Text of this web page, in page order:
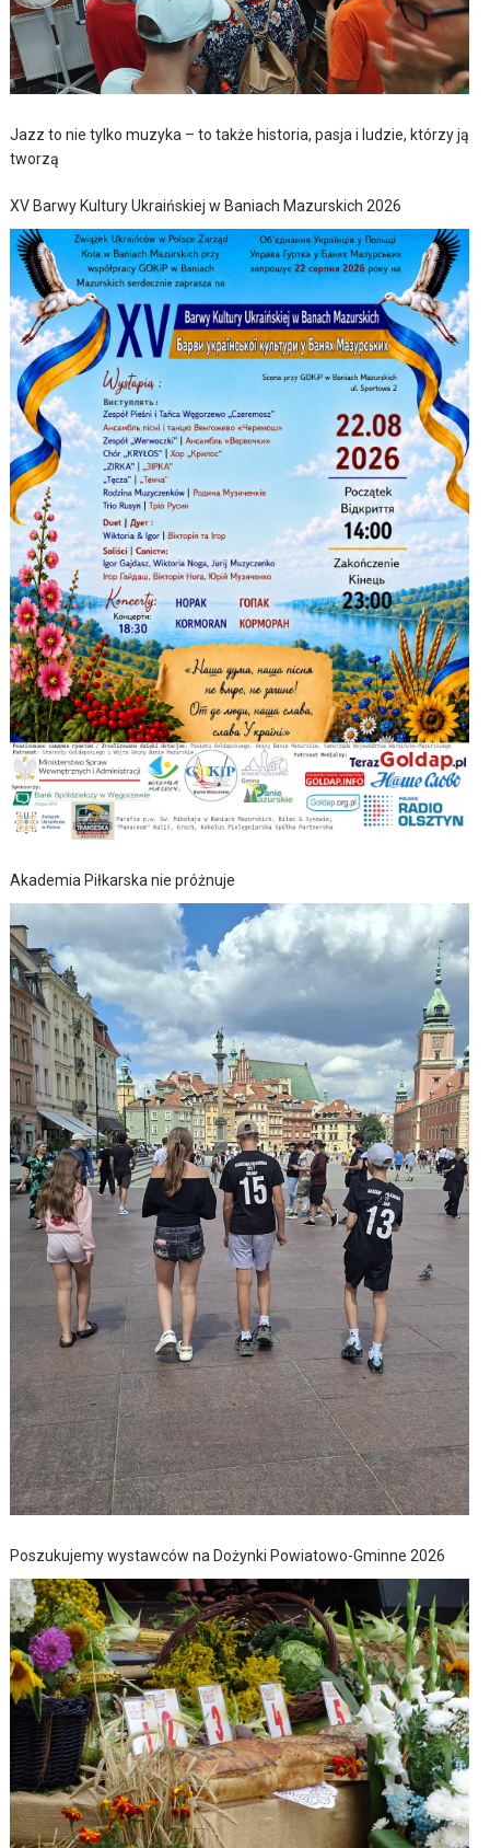
Jazz to nie tylko muzyka – to także historia, pasja i ludzie, którzy ją
tworzą
XV Barwy Kultury Ukraińskiej w Baniach Mazurskich 2026
Akademia Piłkarska nie próżnuje
Poszukujemy wystawców na Dożynki Powiatowo-Gminne 2026